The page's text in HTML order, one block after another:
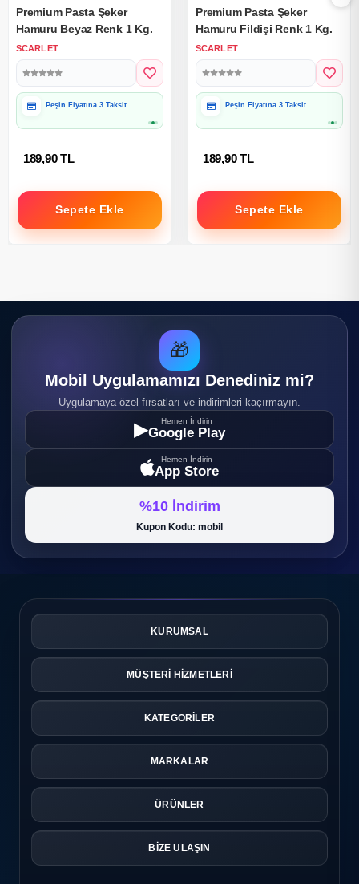
Premium Pasta Şeker
Hamuru Beyaz Renk 1 Kg.
SCARLET
Peşin Fiyatına 3 Taksit
189,90 TL
Sepete Ekle
Premium Pasta Şeker
Hamuru Fildişi Renk 1 Kg.
SCARLET
Peşin Fiyatına 3 Taksit
189,90 TL
Sepete Ekle
🎁
Mobil Uygulamamızı Denediniz mi?
Uygulamaya özel fırsatları ve indirimleri kaçırmayın.
▶ Hemen İndirin
Google Play
Hemen İndirin
App Store
%10 İndirim
Kupon Kodu: mobil
KURUMSAL
MÜŞTERİ HİZMETLERİ
KATEGORİLER
MARKALAR
ÜRÜNLER
BİZE ULAŞIN